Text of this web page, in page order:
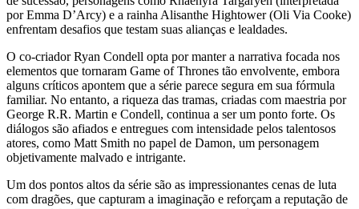
por Emma D’Arcy) e a rainha Alisanthe Hightower (Oli Via Cooke)
enfrentam desafios que testam suas alianças e lealdades.
O co-criador Ryan Condell opta por manter a narrativa focada nos
elementos que tornaram Game of Thrones tão envolvente, embora
alguns críticos apontem que a série parece segura em sua fórmula
familiar. No entanto, a riqueza das tramas, criadas com maestria por
George R.R. Martin e Condell, continua a ser um ponto forte. Os
diálogos são afiados e entregues com intensidade pelos talentosos
atores, como Matt Smith no papel de Damon, um personagem
objetivamente malvado e intrigante.
Um dos pontos altos da série são as impressionantes cenas de luta
com dragões, que capturam a imaginação e reforçam a reputação de